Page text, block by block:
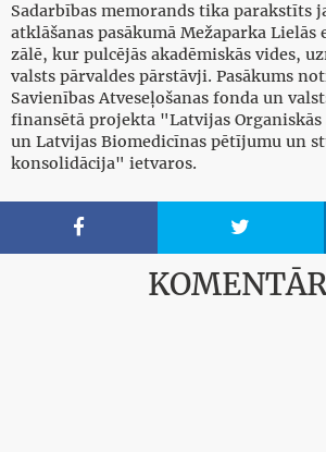
Sadarbības memorands tika parakstīts
atklāšanas pasākumā Mežaparka Lielās
zālē, kur pulcējās akadēmiskās vides,
valsts pārvaldes pārstāvji. Pasākums
Savienības Atveseļošanas fonda un
finansētā projekta "Latvijas
un Latvijas Biomedicīnas pētījumu un
konsolidācija" ietvaros.
 